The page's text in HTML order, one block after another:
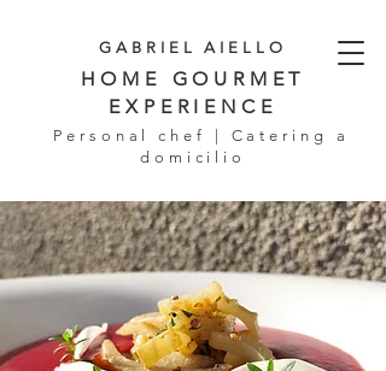
GABRIEL AIELLO
HOME GOURMET
EXPERIENCE
Personal chef | Catering a
domicilio